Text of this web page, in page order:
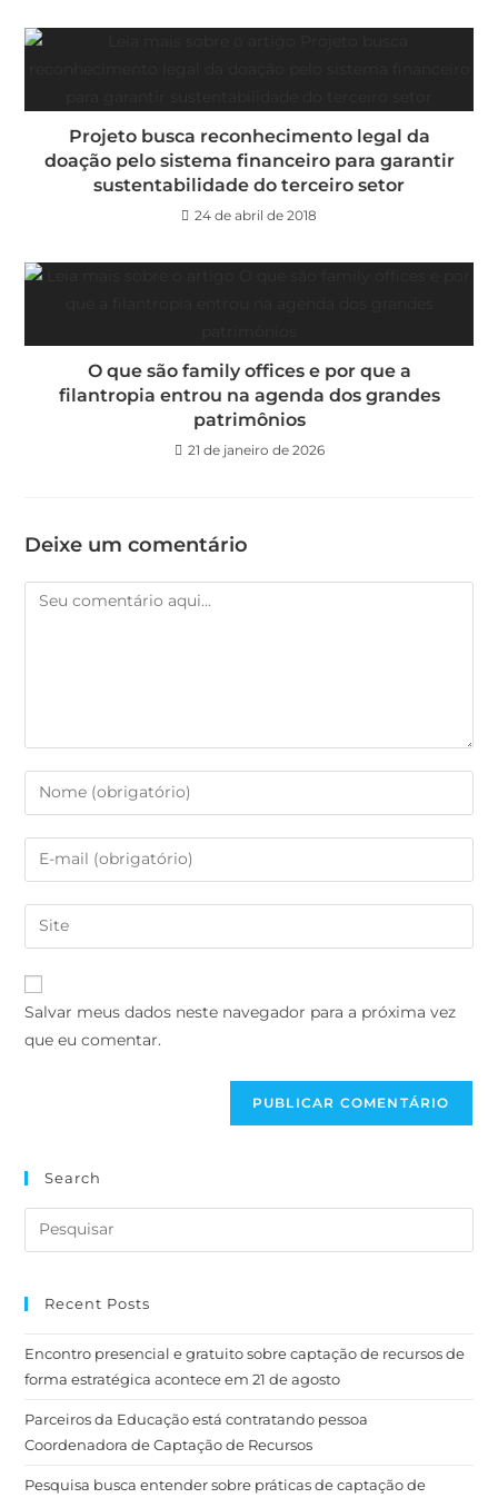
Projeto busca reconhecimento legal da
doação pelo sistema financeiro para garantir
sustentabilidade do terceiro setor
24 de abril de 2018
O que são family offices e por que a
filantropia entrou na agenda dos grandes
patrimônios
21 de janeiro de 2026
Deixe um comentário
Salvar meus dados neste navegador para a próxima vez
que eu comentar.
Search
Recent Posts
Encontro presencial e gratuito sobre captação de recursos de
forma estratégica acontece em 21 de agosto
Parceiros da Educação está contratando pessoa
Coordenadora de Captação de Recursos
Pesquisa busca entender sobre práticas de captação de